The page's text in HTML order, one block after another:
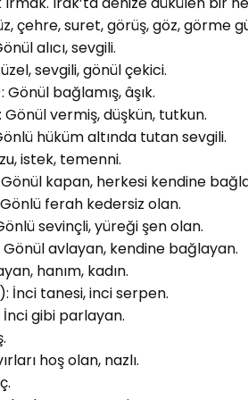
çehre, suret, görüş, göz, görme
alıcı, sevgili.
sevgili, gönül çekici.
Gönül bağlamış, âşık.
Gönül vermiş, düşkün, tutkun.
hüküm altında tutan sevgili.
istek, temenni.
kapan, herkesi kendine
ferah kedersiz olan.
sevinçli, yüreği şen olan.
avlayan, kendine bağlayan.
hanım, kadın.
İnci tanesi, inci serpen.
gibi parlayan.
hoş olan, nazlı.